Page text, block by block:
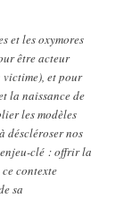
et les oxymores
être acteur
victime), et pour
la naissance de
les modèles
déscléroser nos
clé : offrir la
contexte
sa